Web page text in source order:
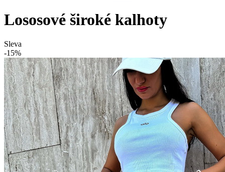
Lososové široké kalhoty
Sleva
-15%